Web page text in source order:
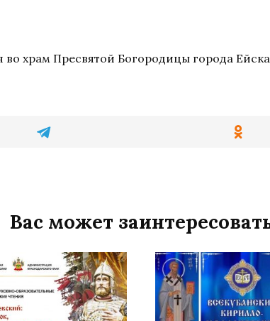
храм Пресвятой Богородицы города
Вас может